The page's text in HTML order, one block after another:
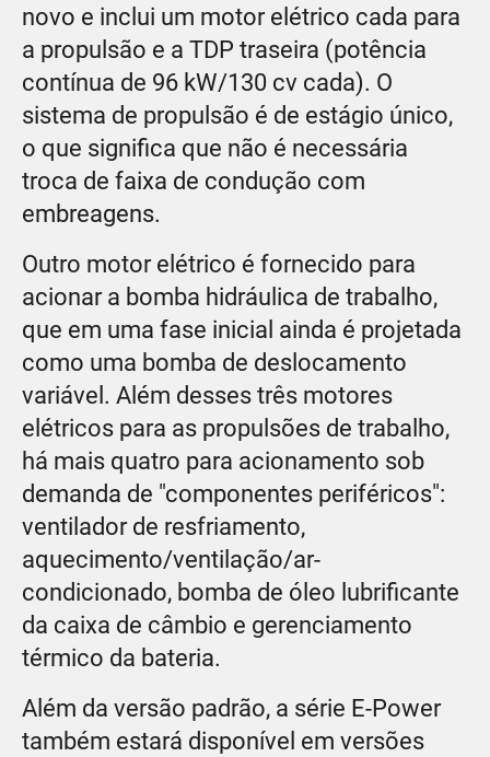
novo e inclui um motor elétrico cada para
a propulsão e a TDP traseira (potência
contínua de 96 kW/130 cv cada). O
sistema de propulsão é de estágio único,
o que significa que não é necessária
troca de faixa de condução com
embreagens.
Outro motor elétrico é fornecido para
acionar a bomba hidráulica de trabalho,
que em uma fase inicial ainda é projetada
como uma bomba de deslocamento
variável. Além desses três motores
elétricos para as propulsões de trabalho,
há mais quatro para acionamento sob
demanda de "componentes periféricos":
ventilador de resfriamento,
aquecimento/ventilação/ar-
condicionado, bomba de óleo lubrificante
da caixa de câmbio e gerenciamento
térmico da bateria.
Além da versão padrão, a série E-Power
também estará disponível em versões